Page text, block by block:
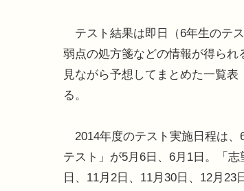
テスト結果は即日（6年生のテ
弱点の処方箋などの情報が得ら
見ながら予想してまとめた一覧
る。
2014年度のテスト実施日程は、
テスト」が5月6日、6月1日。「
日、11月2日、11月30日、12月